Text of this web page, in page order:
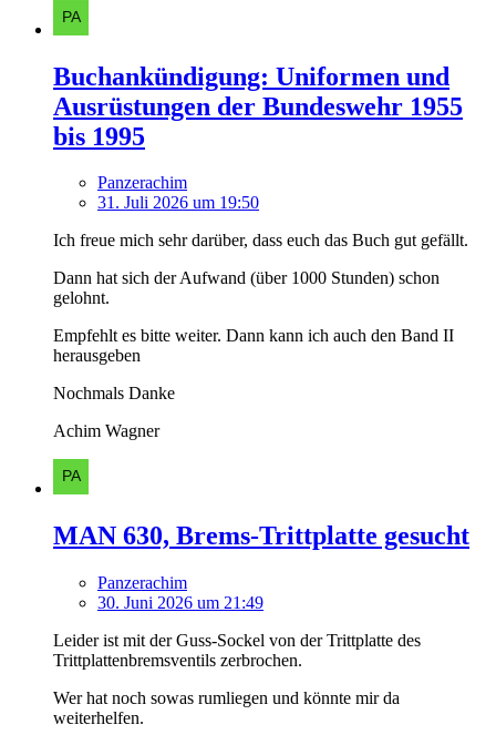
Buchankündigung: Uniformen und
Ausrüstungen der Bundeswehr 1955
bis 1995
Panzerachim
31. Juli 2026 um 19:50
Ich freue mich sehr darüber, dass euch das Buch gut gefällt.
Dann hat sich der Aufwand (über 1000 Stunden) schon
gelohnt.
Empfehlt es bitte weiter. Dann kann ich auch den Band II
herausgeben
Nochmals Danke
Achim Wagner
MAN 630, Brems-Trittplatte gesucht
Panzerachim
30. Juni 2026 um 21:49
Leider ist mit der Guss-Sockel von der Trittplatte des
Trittplattenbremsventils zerbrochen.
Wer hat noch sowas rumliegen und könnte mir da
weiterhelfen.